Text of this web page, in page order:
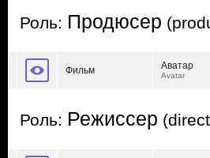
Роль: Продюсер
Фильм Аватар
Avatar
Роль: Режиссер